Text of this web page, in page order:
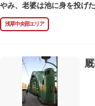
やみ、老婆は池に身を投げ
ていました。その碑は花川
浅草中央部エリア